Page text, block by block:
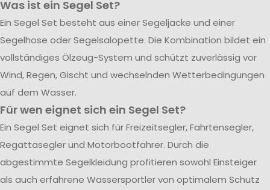
Was ist ein Segel Set?
Ein Segel Set besteht aus einer Segeljacke und einer
Segelhose oder Segelsalopette. Die Kombination bildet ein
vollständiges Ölzeug-System und schützt zuverlässig vor
Wind, Regen, Gischt und wechselnden Wetterbedingungen
auf dem Wasser.
Für wen eignet sich ein Segel Set?
Ein Segel Set eignet sich für Freizeitsegler, Fahrtensegler,
Regattasegler und Motorbootfahrer. Durch die
abgestimmte Segelkleidung profitieren sowohl Einsteiger
als auch erfahrene Wassersportler von optimalem Schutz